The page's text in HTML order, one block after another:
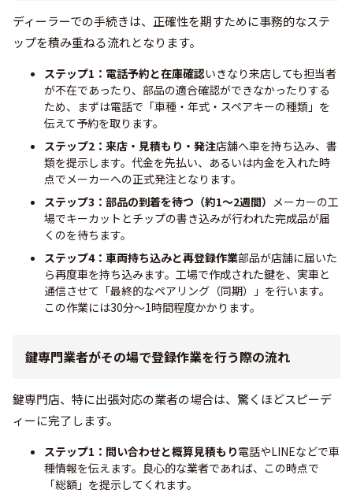
ディーラーでの手続きは、正確性を期すために事務的なステ
ップを積み重ねる流れとなります。
ステップ1：電話予約と在庫確認いきなり来店しても担当者
が不在であったり、部品の適合確認ができなかったりする
ため、まずは電話で「車種・年式・スペアキーの種類」を
伝えて予約を取ります。
ステップ2：来店・見積もり・発注店舗へ車を持ち込み、書
類を提示します。代金を先払い、あるいは内金を入れた時
点でメーカーへの正式発注となります。
ステップ3：部品の到着を待つ（約1〜2週間） メーカーの工
場でキーカットとチップの書き込みが行われた完成品が届
くのを待ちます。
ステップ4：車両持ち込みと再登録作業部品が店舗に届いた
ら再度車を持ち込みます。工場で作成された鍵を、実車と
通信させて「最終的なペアリング（同期）」を行います。
この作業には30分〜1時間程度かかります。
鍵専門業者がその場で登録作業を行う際の流れ
鍵専門店、特に出張対応の業者の場合は、驚くほどスピーデ
ィーに完了します。
ステップ1：問い合わせと概算見積もり電話やLINEなどで車
種情報を伝えます。良心的な業者であれば、この時点で
「総額」を提示してくれます。